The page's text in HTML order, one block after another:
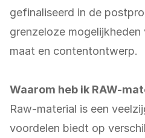
gefinaliseerd in de
grenzeloze
maat en contentontwerp.
Waarom heb ik RAW-
Raw-material is een
voordelen biedt op